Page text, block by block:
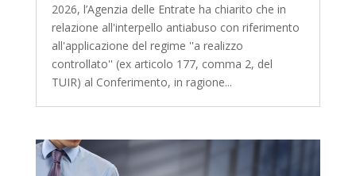
2026, l’Agenzia delle Entrate ha chiarito che in
relazione all'interpello antiabuso con riferimento
all'applicazione del regime ''a realizzo
controllato'' (ex articolo 177, comma 2, del
TUIR) al Conferimento, in ragione...